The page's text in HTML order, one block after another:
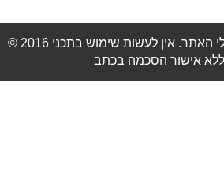
© 2016 כל הזכויות שמורות לבעלי האתר. אין לעשות שימוש בתכני
אישור הסכמה בכתב